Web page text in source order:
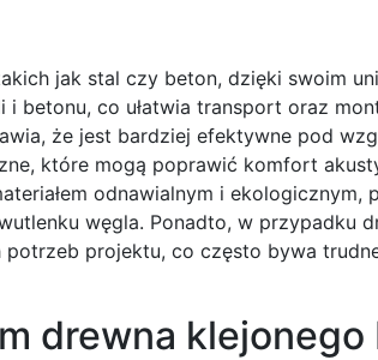
jak stal czy beton, dzięki swoim
betonu, co ułatwia transport oraz
że jest bardziej efektywne pod
które mogą poprawić komfort
odnawialnym i ekologicznym,
węgla. Ponadto, w przypadku
potrzeb projektu, co często bywa
drewna klejonego